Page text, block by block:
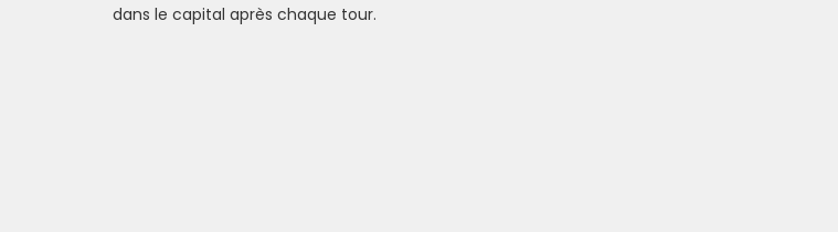
dans le capital après chaque tour.